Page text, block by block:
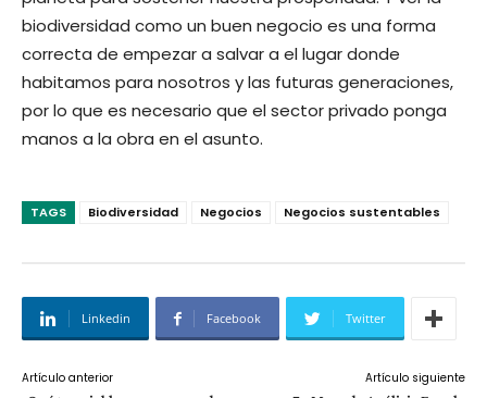
biodiversidad como un buen negocio es una forma
correcta de empezar a salvar a el lugar donde
habitamos para nosotros y las futuras generaciones,
por lo que es necesario que el sector privado ponga
manos a la obra en el asunto.
TAGS Biodiversidad Negocios Negocios sustentables
Linkedin Facebook Twitter
Artículo anterior Artículo siguiente